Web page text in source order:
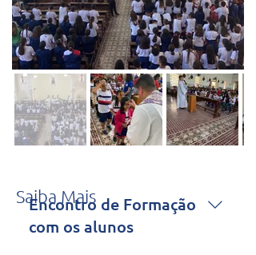
Encontro de Formação
com os alunos
Saiba Mais